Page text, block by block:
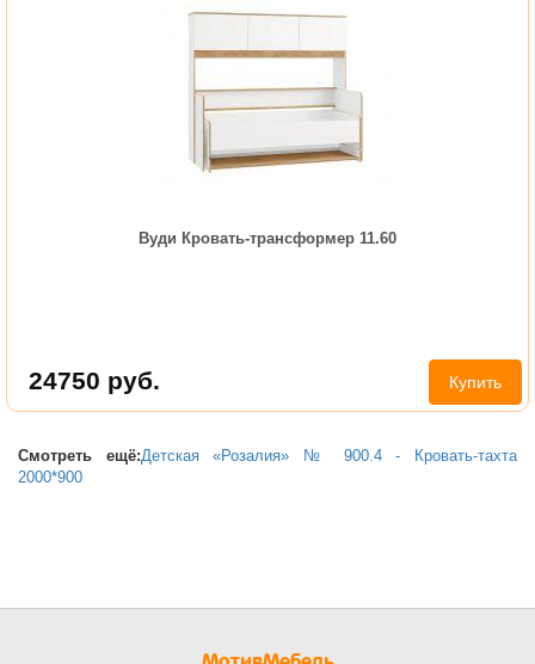
Вуди Кровать-трансформер 11.60
24750 руб. Купить
Смотреть ещё:Детская «Розалия» № 900.4 - Кровать-тахта
2000*900